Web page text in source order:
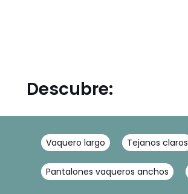
Descubre:
Vaquero largo Tejanos claros
Pantalones vaqueros anchos